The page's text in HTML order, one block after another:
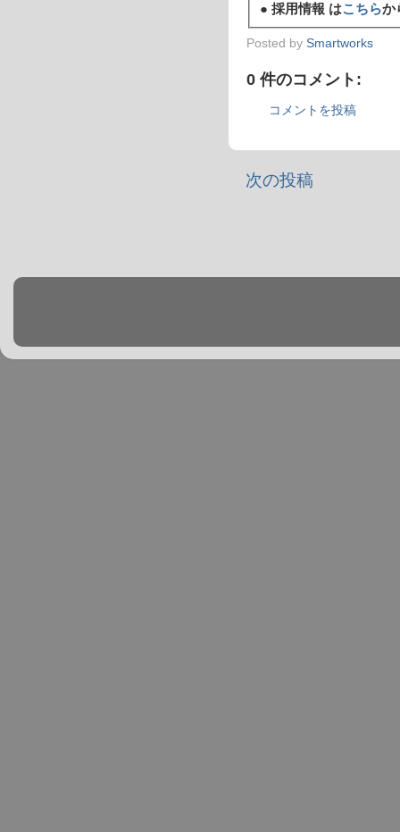
●採用情報 はこちらか
Posted by Smartworks
0 件のコメント:
コメントを投稿
次の投稿